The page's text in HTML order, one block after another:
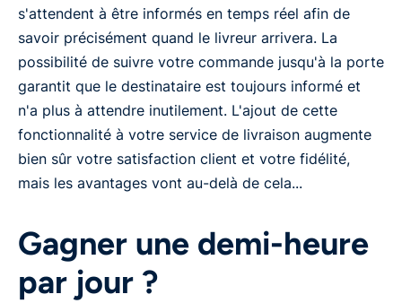
s'attendent à être informés en temps réel afin de
savoir précisément quand le livreur arrivera. La
possibilité de suivre votre commande jusqu'à la porte
garantit que le destinataire est toujours informé et
n'a plus à attendre inutilement. L'ajout de cette
fonctionnalité à votre service de livraison augmente
bien sûr votre satisfaction client et votre fidélité,
mais les avantages vont au-delà de cela...
Gagner une demi-heure
par jour ?